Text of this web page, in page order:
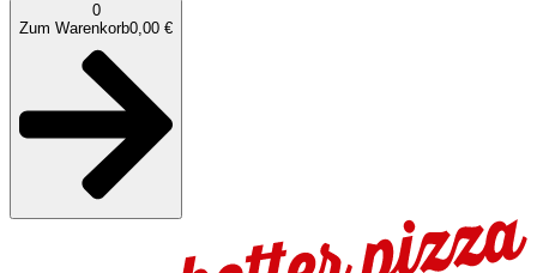
0
Zum Warenkorb0,00 €